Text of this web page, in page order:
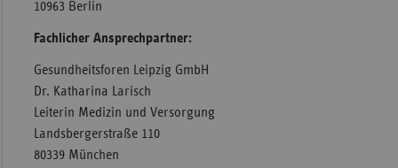
10963 Berlin
Fachlicher Ansprechpartner:
Gesundheitsforen Leipzig GmbH
Dr. Katharina Larisch
Leiterin Medizin und Versorgung
Landsbergerstraße 110
80339 München